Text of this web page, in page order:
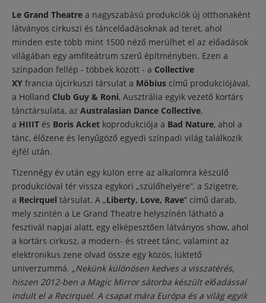
Le Grand Theatre a nagyszabású produkciók új otthonaként
látványos cirkuszi és táncelőadásoknak ad teret, ahol
minden este több mint 1500 néző merülhet el az előadások
világában egy amfiteátrum szerű építményben. Ezen a
színpadon fellép - többek között - a Collective
XY francia újcirkuszi társulat a Möbius című produkciójával,
a Holland Club Guy & Roni, Ausztrália egyik vezető kortárs
tánctársulata, az Australasian Dance Collective,
a HIIIT és Boris Acket koprodukciója a Bad Nature, ahol a
tánc, élőzene és lenyűgöző egyedi színpadi világ találkozik
éjfél után.
Tizennégy év után egy külön erre az alkalomra készülő
produkcióval tér vissza egykori „szülőhelyére”, a Szigetre,
a Recirquel társulat. A „Liberty, Love, Rave” című darab,
mely szintén a Le Grand Theatre helyszínén látható a
fesztivál napjai alatt, egy elképesztően látványos show, ahol
a kortárs cirkusz, a modern- és street tánc, valamint az
elektronikus zene olvad össze egy közös, lüktető
univerzummá. „Nekünk különösen kedves a visszatérés,
hiszen 2012-ben a Magic Mirror sátorba készült előadással
indult el a Recirquel. A csapat mára Európa és a világ egyik